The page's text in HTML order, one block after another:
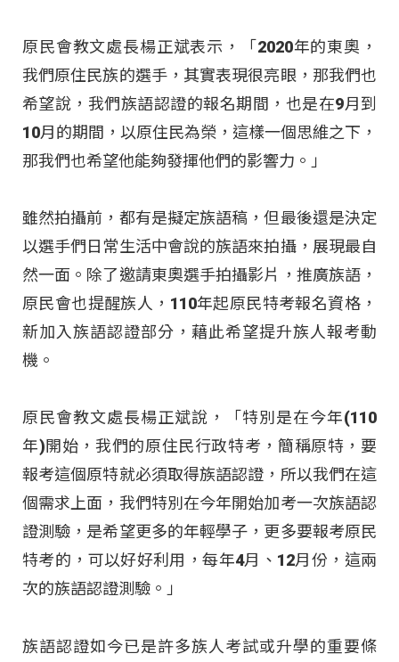
原民會教文處長楊正斌表示，「2020年的東奧，
我們原住民族的選手，其實表現很亮眼，那我們也
希望說，我們族語認證的報名期間，也是在9月到
10月的期間，以原住民為榮，這樣一個思維之下，
那我們也希望他能夠發揮他們的影響力。」
雖然拍攝前，都有是擬定族語稿，但最後還是決定
以選手們日常生活中會說的族語來拍攝，展現最自
然一面。除了邀請東奧選手拍攝影片，推廣族語，
原民會也提醒族人，110年起原民特考報名資格，
新加入族語認證部分，藉此希望提升族人報考動
機。
原民會教文處長楊正斌說，「特別是在今年(110
年)開始，我們的原住民行政特考，簡稱原特，要
報考這個原特就必須取得族語認證，所以我們在這
個需求上面，我們特別在今年開始加考一次族語認
證測驗，是希望更多的年輕學子，更多要報考原民
特考的，可以好好利用，每年4月、12月份，這兩
次的族語認證測驗。」
族語認證如今已是許多族人考試或升學的重要條